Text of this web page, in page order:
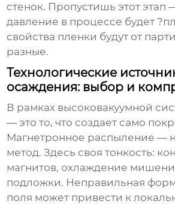
стенок. Пропустишь этот этап
давление в процессе будет
свойства пленки будут от
разные.
Технологические
осаждения: выбор и
В рамках высоковакуумной
— это то, что создает само
Магнетронное распыление —
метод. Здесь своя тонкость:
магнитов, охлаждение
подложки. Неправильная
поля может привести к